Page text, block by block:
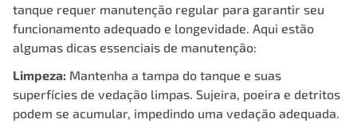
tanque requer manutenção regular para garantir seu
funcionamento adequado e longevidade. Aqui estão
algumas dicas essenciais de manutenção:
Limpeza: Mantenha a tampa do tanque e suas
superfícies de vedação limpas. Sujeira, poeira e detritos
podem se acumular, impedindo uma vedação adequada.